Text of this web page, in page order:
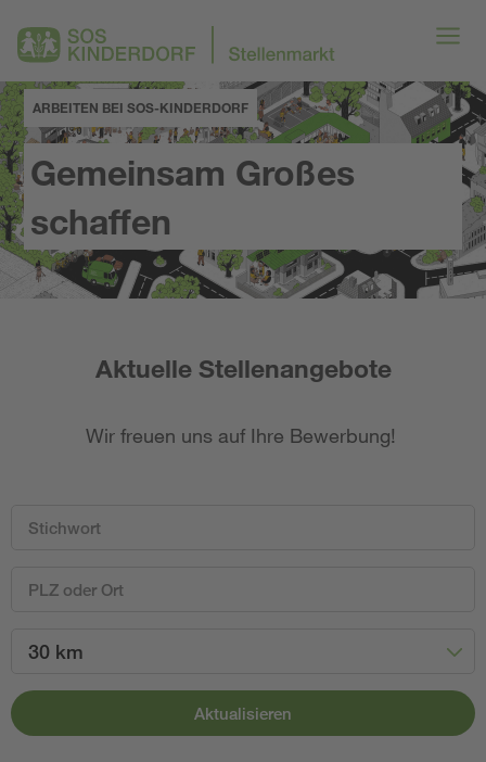
ARBEITEN BEI SOS-KINDERDORF
Gemeinsam Großes
schaffen
Aktuelle Stellenangebote
Wir freuen uns auf Ihre Bewerbung!
30 km
Aktualisieren